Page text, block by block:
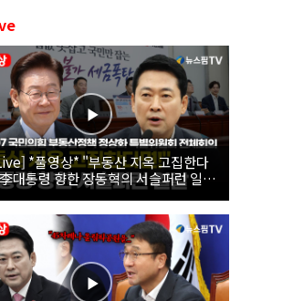
*풀영상* "부동산 지옥 고집한다
대통령 향한 장동혁의 서슬퍼런 일갈
국민의힘 부동산정책 정상화 특별
전체회의